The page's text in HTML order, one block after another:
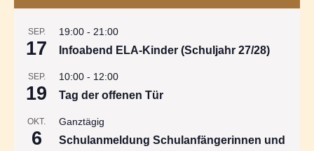
SEP.
17
19:00 - 21:00
Infoabend ELA-Kinder (Schuljahr 27/28)
SEP.
19
10:00 - 12:00
Tag der offenen Tür
OKT.
6
Ganztägig
Schulanmeldung Schulanfängerinnen und